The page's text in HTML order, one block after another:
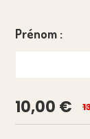
Prénom :
10,00 €